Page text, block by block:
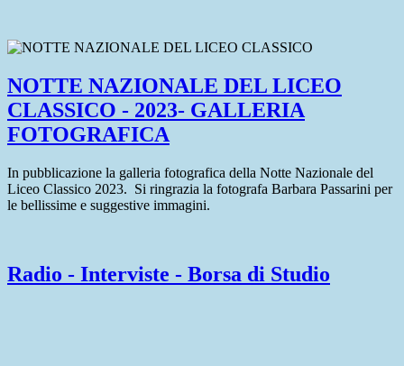
NOTTE NAZIONALE DEL LICEO
CLASSICO - 2023- GALLERIA
FOTOGRAFICA
In pubblicazione la galleria fotografica della Notte Nazionale del
Liceo Classico 2023. Si ringrazia la fotografa Barbara Passarini per
le bellissime e suggestive immagini.
Radio - Interviste - Borsa di Studio